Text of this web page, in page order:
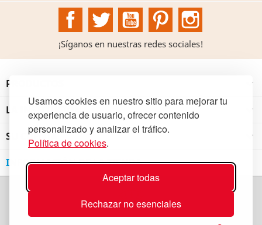
Usamos cookies en nuestro sitio para mejorar tu
experiencia de usuario, ofrecer contenido
personalizado y analizar el tráfico.
Política de cookies.
Aceptar todas
Rechazar no esenciales
FacebookTwitter YouTubePinterest
¡Síganos en nuestras redes sociales!
PRODUCTOS 
LA INSTITUCIÓN 
SU CUENTA 
INFORMACIÓN DE LA TIENDA